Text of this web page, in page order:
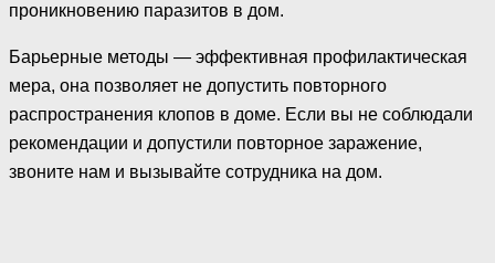
проникновению паразитов в дом.
Барьерные методы — эффективная профилактическая
мера, она позволяет не допустить повторного
распространения клопов в доме. Если вы не соблюдали
рекомендации и допустили повторное заражение,
звоните нам и вызывайте сотрудника на дом.